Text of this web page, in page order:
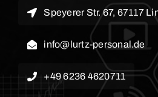
Speyerer Str. 67, 67117
info@lurtz-personal.de
+49 6236 4620711